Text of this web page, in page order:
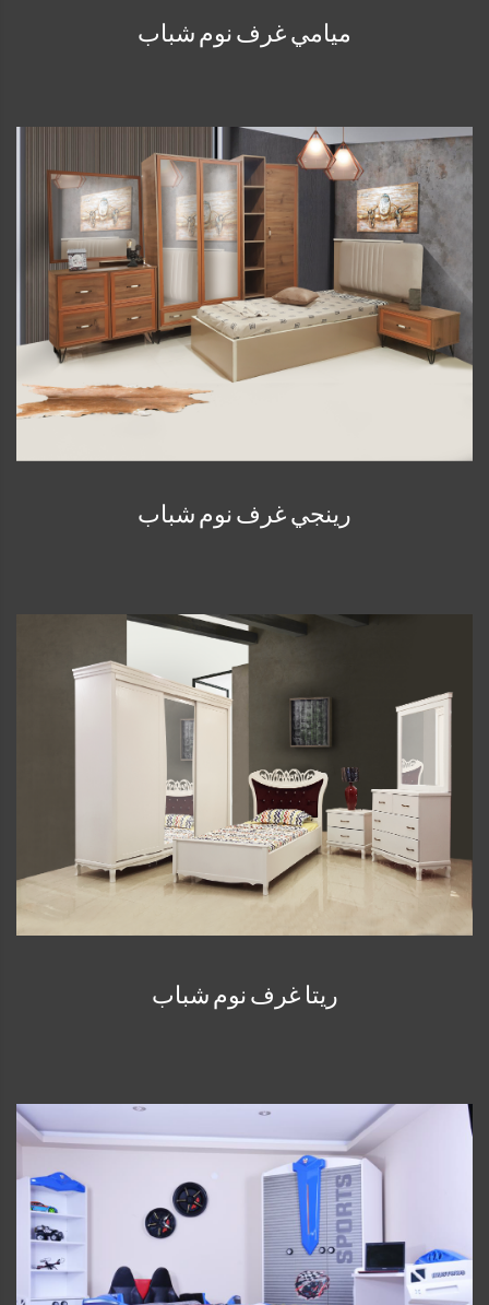
ميامي غرف نوم شباب
رينجي غرف نوم شباب
ريتا غرف نوم شباب